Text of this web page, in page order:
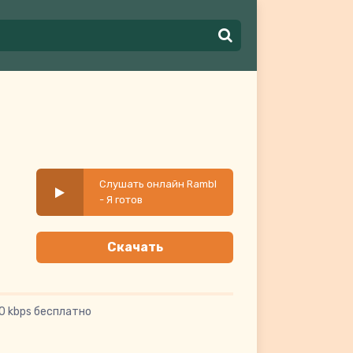
Слушать онлайн Rambl
- Я готов
Скачать
kbps бесплатно